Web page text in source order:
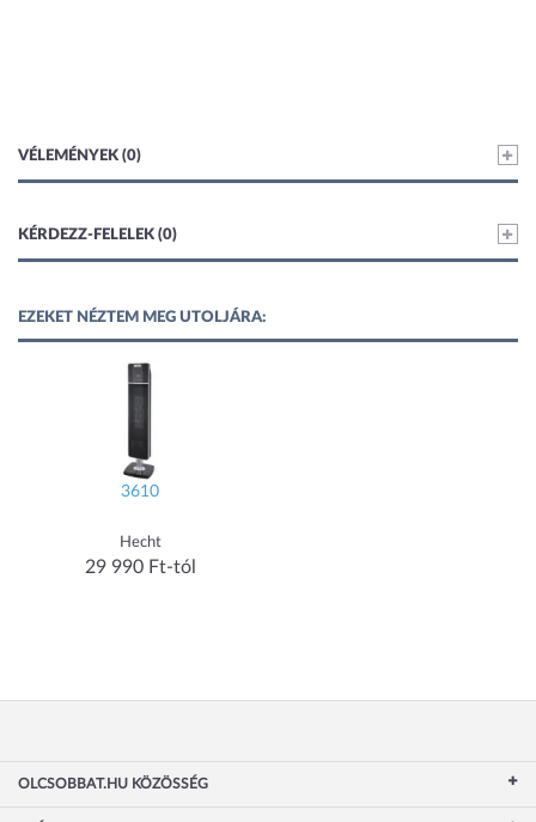
VÉLEMÉNYEK (0)
KÉRDEZZ-FELELEK (0)
EZEKET NÉZTEM MEG UTOLJÁRA:
3610
Hecht
29 990 Ft-tól
OLCSOBBAT.HU KÖZÖSSÉG